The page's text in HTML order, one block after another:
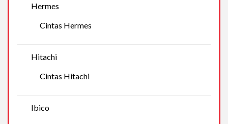
Hermes
Cintas Hermes
Hitachi
Cintas Hitachi
Ibico